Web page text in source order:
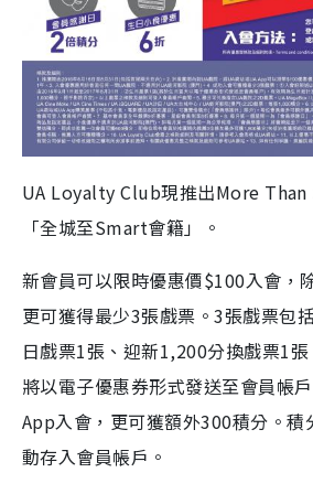
UA Loyalty Club現推出More
「全城至Smart會籍」。
新會員可以限時優惠價$100入會，
更可獲得最少3張戲票。3張戲票包
日戲票1張、迎新1,200分換戲票1
將以電子優惠券形式發送至會員帳
App入會，更可獲額外300積分。積
動存入會員帳戶。